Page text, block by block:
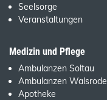
Seelsorge
Veranstaltungen
Medizin und Pflege
Ambulanzen Soltau
Ambulanzen Walsrode
Apotheke